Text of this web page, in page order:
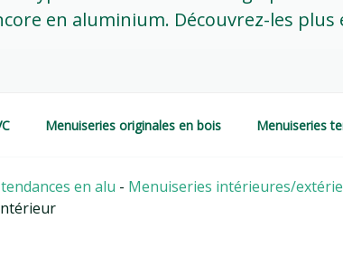
en aluminium. Découvrez-les plus
Menuiseries originales en bois Menuiseries
en alu - Menuiseries intérieures/